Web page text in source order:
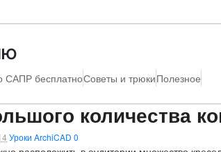
САПР бесплатноСоветы и трюкиПолезное
количества
Уроки ArchiCAD 0